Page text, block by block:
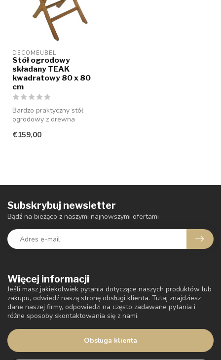
DECOMEUBEL
Stół ogrodowy
składany TEAK
kwadratowy 80 x 80
cm
Bardzo praktyczny stół
ogrodowy z drewna
przechowywania i tra...
€159,00
Więcej informacji
Jeśli masz jakiekolwiek pytania dotyczące naszych produktów lub
zakupu, odwiedź naszą stronę obsługi klienta. Tutaj znajdziesz
dane naszej firmy, odpowiedzi na często zadawane pytania i
różne sposoby skontaktowania się z nami.
Obsługa klienta
Subskrybuj newsletter
Bądź na bieżąco z naszymi najnowszymi ofertami